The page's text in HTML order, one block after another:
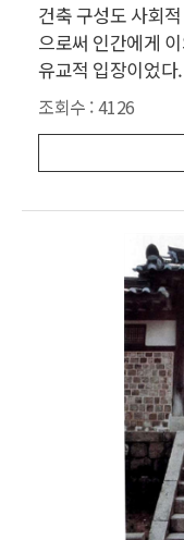
건축 구성도 사회
으로써 인간에게
유교적 입장이었
적으로 이루어진
다. 건축은 규범미
도울 수 있다고 믿
는 것은 이것이
조회수 :4126